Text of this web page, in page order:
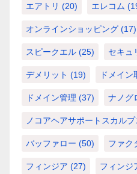
エアトリ (20) エレコム
オンラインショッピング (17)
スピークエル (25) セキュ
デメリット (19) ドメイン
ドメイン管理 (37) ナノグ
ノコアヘアサポートスカル
バッファロー (50) ファク
フィンジア (27) フィンジ